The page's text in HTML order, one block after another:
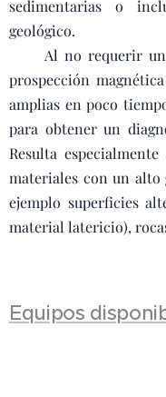
sedimentarias o
geológico.
Al no requerir un
prospección
amplias en poco
para obtener un
Resulta
materiales con un alto
ejemplo superficies
material latericio),
Equipos